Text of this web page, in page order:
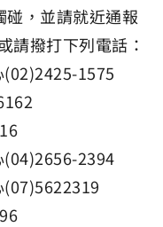
，並請就近通報
請撥打下列電話：
1575
2394